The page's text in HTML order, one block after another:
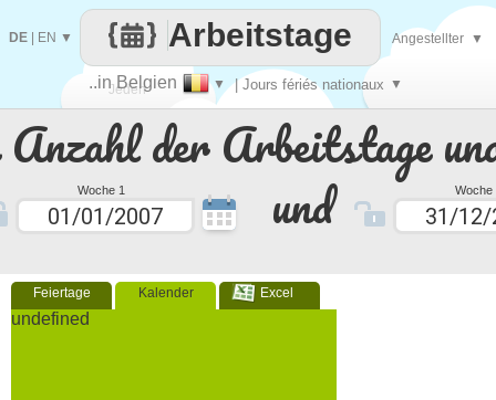
Anzahl der Arbeitstage
Woche 1 und Woche
Feiertage Kalender Excel
undefined
Jeden
Tag
..in Belgien ▼ | Jours fériés nationaux ▼
Arbeitstage
DE EN ▼ Angestellter ▼